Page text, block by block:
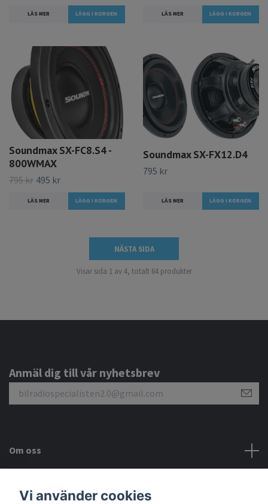
LÄS MER LÄS MER
Soundmax SX-FC8.S4 -
800WMAX
795 kr 495 kr
LÄS MER
Soundmax SX-FX12.D4
795 kr
LÄS MER
NÄSTA SIDA
Visar sida 1 av 4, totalt 64 produkter
Anmäl dig till vår nyhetsbrev
Om oss
Vi använder cookies